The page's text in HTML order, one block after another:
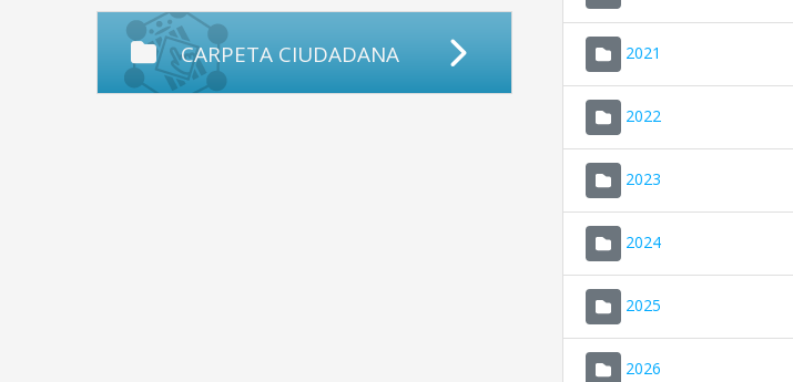
CARPETA CIUDADANA 2021
2022
2023
2024
2025
2026